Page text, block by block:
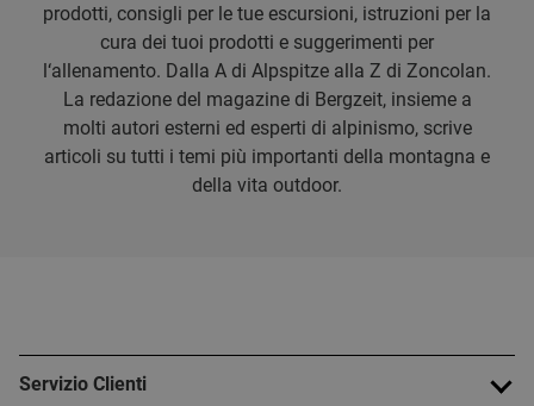
prodotti, consigli per le tue escursioni, istruzioni per la
cura dei tuoi prodotti e suggerimenti per
l‘allenamento. Dalla A di Alpspitze alla Z di Zoncolan.
La redazione del magazine di Bergzeit, insieme a
molti autori esterni ed esperti di alpinismo, scrive
articoli su tutti i temi più importanti della montagna e
della vita outdoor.
Servizio Clienti